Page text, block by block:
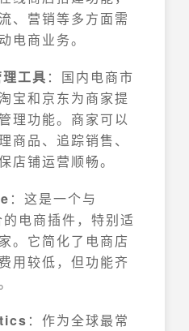
、营销等多方面需
电商业务。
工具 ：国内电商市
宝和京东为商家提
理功能。商家可以
商品、追踪销售、
店铺运营顺畅。
：这是一个与
电商插件，特别适
。它简化了电商店
用较低，但功能齐
：作为全球最常